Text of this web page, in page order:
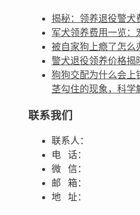
揭秘：领养退役警犬
军犬领养费用一览：
被自家狗上瘾了怎么
警犬退役领养价格揭
狗狗交配为什么会上
茎勾住的现象，科学
联系我们
联系人：
电 话：
微 信：
邮 箱：
地 址：